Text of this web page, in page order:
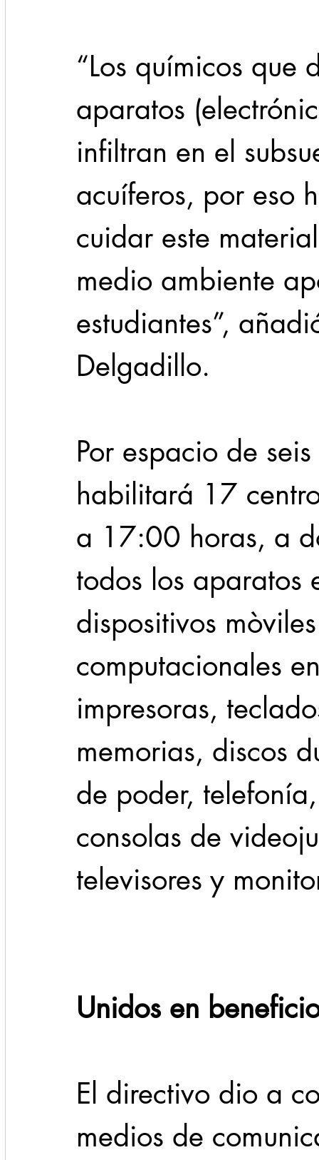
“Los químicos
aparatos
infiltran en el
acuíferos, por eso
cuidar este
medio ambiente
estudiantes”,
Delgadillo.
Por espacio de
habilitará 17
a 17:00 horas, a
todos los aparatos
dispositivos
computacionales
impresoras,
memorias, discos
de poder,
consolas de
televisores y
Unidos en
El directivo dio a
medios de